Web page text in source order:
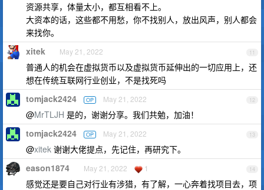
资源共享，体量太小，都互相看不上。
大资本的话，这些都不用愁，你不找别人，放出风声，别人都会
来找你。
11
xitek May 21, 2022
普通人的机会在虚拟货币以及虚拟货币延伸出的一切应用上，还
想在传统互联网行业创业，不是找死吗
12
tomjack2424 OP May 21, 2022
@MrTLJH 是的，谢谢分享。我们共勉，加油！
13
tomjack2424 OP May 21, 2022
@xitek 谢谢大佬提点，先记住，再研究下。
14
eason1874 May 21, 2022 1
感觉还是要自己对行业有涉猎，有了解，一心奔着找项目去，项